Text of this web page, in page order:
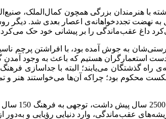
با هنرمندان بزرگی همچون کمال‌الملک،
نهضت تجددخواهانه‌ی اعصار بعدی شد.
داغ عقب‌ماندگی را بر پیشانی خود حک می‌کرد
به جوش آمده بود، با افراشتن پرچم
استعمارگران هستیم که باعث به وجود آمدن
راه گذشتگان می‌یابند؛ البته با جداسازی
محکوم بود؛ چراکه آن‌ها می‌خواستند هنر و
این
عقب‌ماندگی، وارد دنیایی رؤیایی و به‌دور